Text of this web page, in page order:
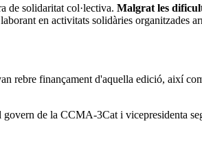
de solidaritat col·lectiva. Malgrat les
en activitats solidàries organitzades
rebre finançament d'aquella edició, així
govern de la CCMA-3Cat i vicepresidenta